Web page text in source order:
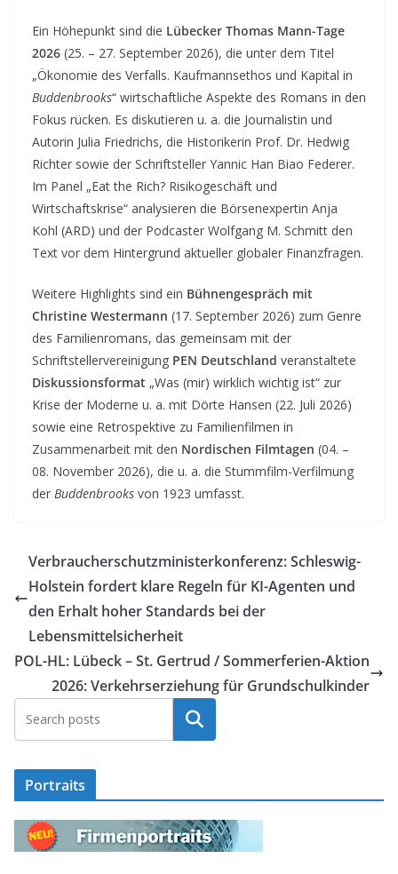
Ein Höhepunkt sind die Lübecker Thomas Mann-Tage
2026 (25. – 27. September 2026), die unter dem Titel
„Ökonomie des Verfalls. Kaufmannsethos und Kapital in
Buddenbrooks“ wirtschaftliche Aspekte des Romans in den
Fokus rücken. Es diskutieren u. a. die Journalistin und
Autorin Julia Friedrichs, die Historikerin Prof. Dr. Hedwig
Richter sowie der Schriftsteller Yannic Han Biao Federer.
Im Panel „Eat the Rich? Risikogeschäft und
Wirtschaftskrise“ analysieren die Börsenexpertin Anja
Kohl (ARD) und der Podcaster Wolfgang M. Schmitt den
Text vor dem Hintergrund aktueller globaler Finanzfragen.
Weitere Highlights sind ein Bühnengespräch mit
Christine Westermann (17. September 2026) zum Genre
des Familienromans, das gemeinsam mit der
Schriftstellervereinigung PEN Deutschland veranstaltete
Diskussionsformat „Was (mir) wirklich wichtig ist“ zur
Krise der Moderne u. a. mit Dörte Hansen (22. Juli 2026)
sowie eine Retrospektive zu Familienfilmen in
Zusammenarbeit mit den Nordischen Filmtagen (04. –
08. November 2026), die u. a. die Stummfilm-Verfilmung
der Buddenbrooks von 1923 umfasst.
Verbraucherschutzministerkonferenz: Schleswig-
Holstein fordert klare Regeln für KI-Agenten und
den Erhalt hoher Standards bei der
Lebensmittelsicherheit
POL-HL: Lübeck – St. Gertrud / Sommerferien-Aktion
2026: Verkehrserziehung für Grundschulkinder
Suchen
Portraits